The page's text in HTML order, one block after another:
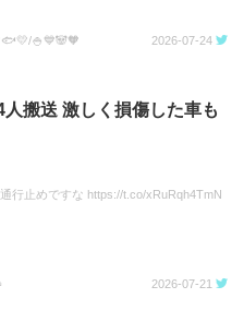
🍚💙🐼🧡 2026-07-24
搬送 激しく損傷した車も
行止めですな https://t.co/xRuRqh4TmN
2026-07-21